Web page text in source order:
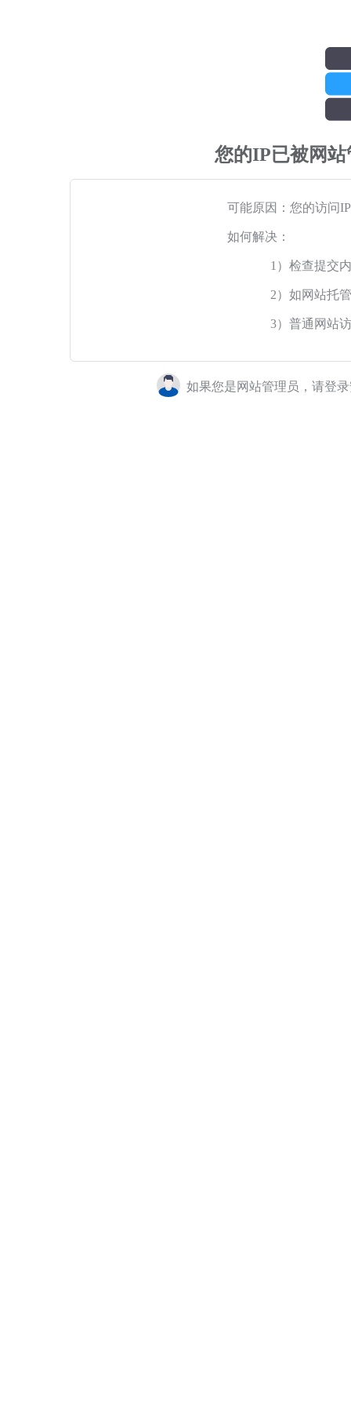
您的IP已被网
可能原因：您的访问
如何解决：
1）检查提交
2）如网站托
3）普通网站
如果您是网站管理员，请登